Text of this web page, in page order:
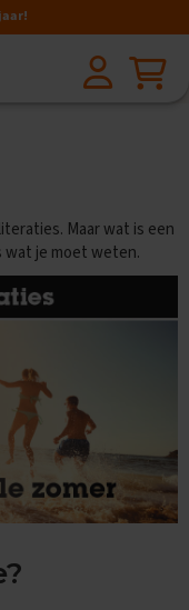
Maar wat is een
wat je moet weten.